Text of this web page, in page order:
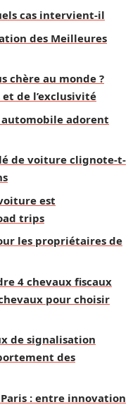
cas intervient-il
des Meilleures
chère au monde ?
de l’exclusivité
automobile adorent
de voiture clignote-t-
est
trips
les propriétaires de
4 chevaux fiscaux
pour choisir
de signalisation
des
: entre innovation